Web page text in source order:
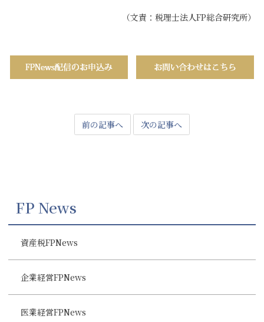
（文責：税理士法人FP総合研究所）
前の記事へ 次の記事へ
FP News
資産税FPNews
企業経営FPNews
医業経営FPNews